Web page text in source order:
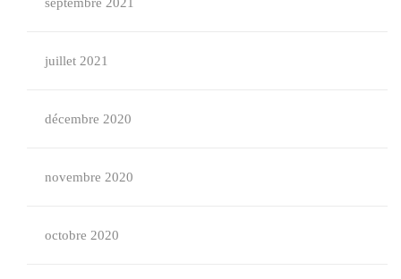
juillet 2021
décembre 2020
novembre 2020
octobre 2020